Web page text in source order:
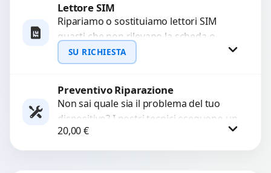
Lettore SIM
Ripariamo o sostituiamo lettori SIM
guasti che non rilevano la scheda o
interrompono il segnale. Utilizziamo
ricambi testati e garantiti...
SU RICHIESTA
Richiedi Preventivo
WhatsApp
Preventivo Riparazione
Non sai quale sia il problema del tuo
dispositivo? I nostri tecnici eseguono un
check-up completo con strumenti
avanzati per...
20,00€